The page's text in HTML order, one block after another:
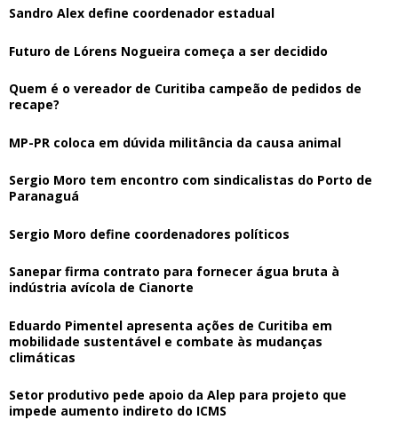
Sandro Alex define coordenador estadual
Futuro de Lórens Nogueira começa a ser decidido
Quem é o vereador de Curitiba campeão de pedidos de
recape?
MP-PR coloca em dúvida militância da causa animal
Sergio Moro tem encontro com sindicalistas do Porto de
Paranaguá
Sergio Moro define coordenadores políticos
Sanepar firma contrato para fornecer água bruta à
indústria avícola de Cianorte
Eduardo Pimentel apresenta ações de Curitiba em
mobilidade sustentável e combate às mudanças
climáticas
Setor produtivo pede apoio da Alep para projeto que
impede aumento indireto do ICMS